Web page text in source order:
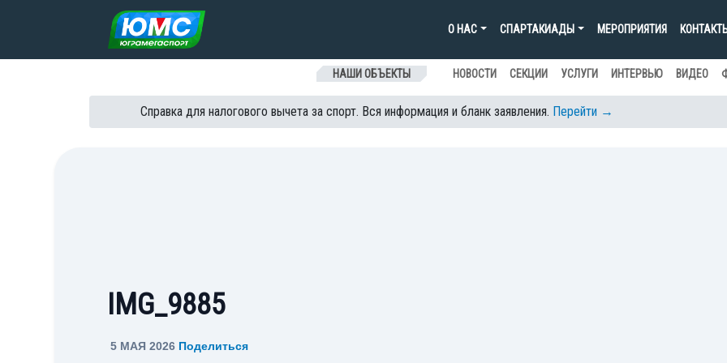
Перейти к содержанию
О НАС СПАРТАКИАДЫ МЕРОПРИЯТИЯ
НАШИ ОБЪЕКТЫ НОВОСТИ СЕКЦИИ УСЛУГИ ИНТЕРВЬЮ ВИДЕО
Справка для налогового вычета за спорт. Вся информация и бланк заявления. Перейти →
IMG_9885
5 МАЯ 2026 Поделиться